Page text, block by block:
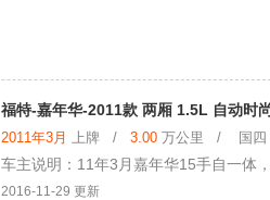
福特-嘉年华-2011款 两厢 1.5L 自动时
2011年3月 上牌 / 3.00 万公里 / 国四 /
车主说明：11年3月嘉年华15手自一体
2016-11-29 更新